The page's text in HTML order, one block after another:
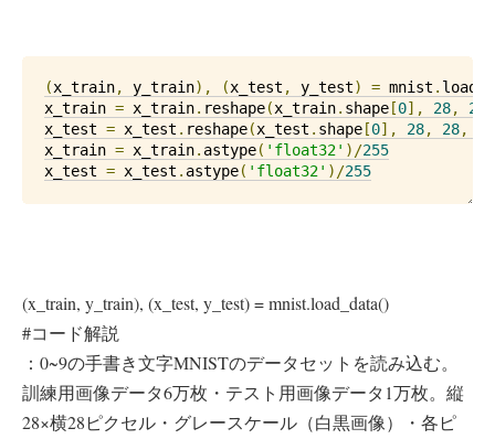
(x_train, y_train), (x_test , y_test) = mnist .
x_train = x_train. reshape(x_train. shape[0], 28, 28
x_test = x_test . reshape(x_test . shape[0], 28, 28,
x_train = x_train. astype( 'float32' )/255
x_test = x_test . astype( 'float32' )/255
(x_train, y_train), (x_test, y_test) = mnist.load_data()
#コード解説
：0~9の手書き文字MNISTのデータセットを読み込む。
訓練用画像データ6万枚・テスト用画像データ1万枚。縦
28×横28ピクセル・グレースケール（白黒画像）・各ピ